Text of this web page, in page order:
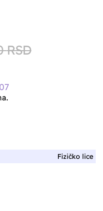
RSDOriginal
Current
Fizičko lice